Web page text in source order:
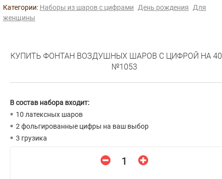
Категории: Наборы из шаров с цифрами День рождения
Для
женщины
КУПИТЬ ФОНТАН ВОЗДУШНЫХ ШАРОВ С ЦИФРОЙ НА
№1053
В состав набора входит:
10 латексных шаров
2 фольгированные цифры на ваш выбор
3 грузика